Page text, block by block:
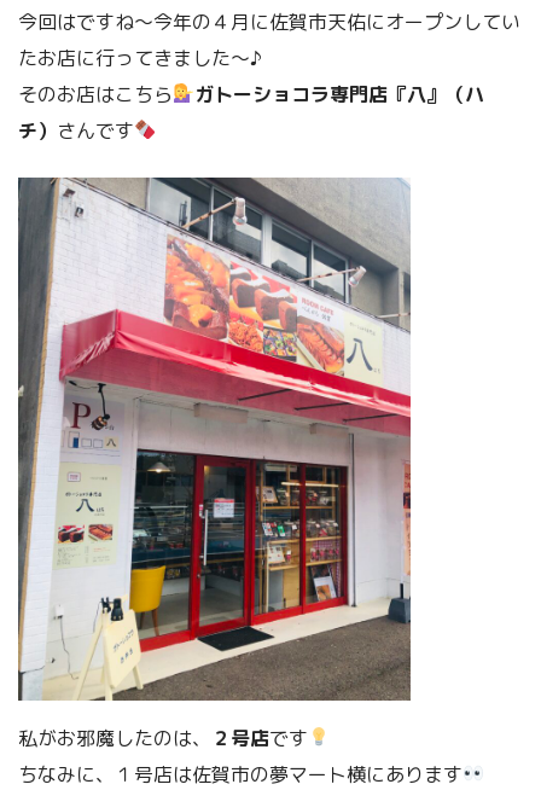
今回はですね〜今年の４月に佐賀市天佑にオープンしてい
たお店に行ってきました〜♪
そのお店はこちら
ガトーショコラ専門店『八』（ハ
チ） さんです
私がお邪魔したのは、 ２号店です
ちなみに、１号店は佐賀市の夢マート横にあります